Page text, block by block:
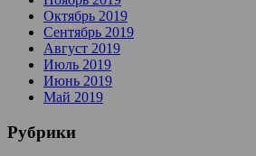
Октябрь 2019
Сентябрь 2019
Август 2019
Июль 2019
Июнь 2019
Май 2019
Рубрики